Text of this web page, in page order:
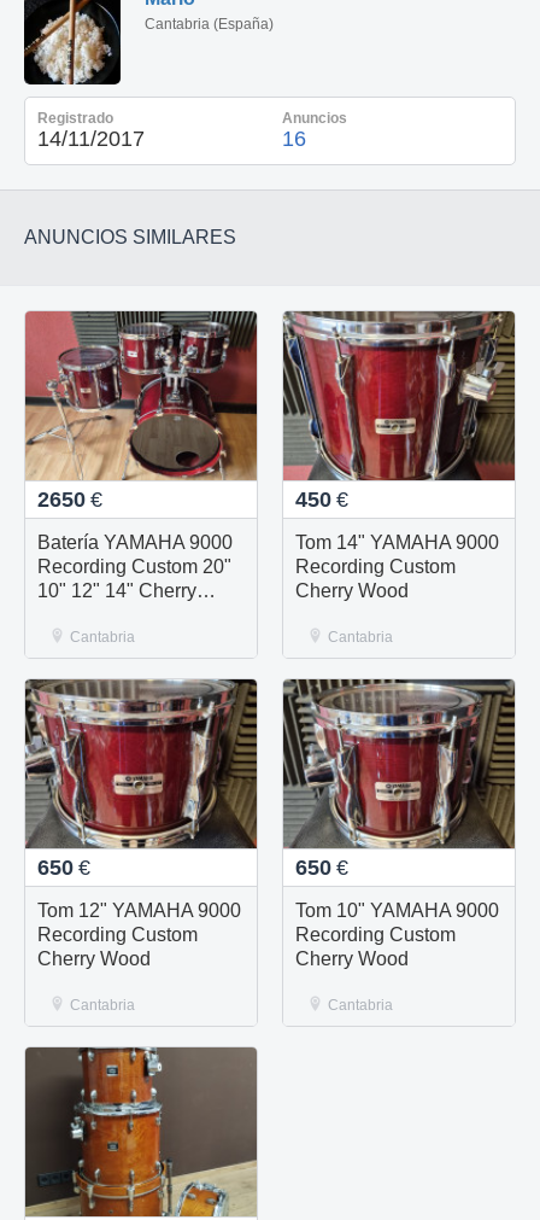
Cantabria (España)
Registrado
14/11/2017
Anuncios
16
ANUNCIOS SIMILARES
2650 €
Batería YAMAHA 9000
Recording Custom 20"
10" 12" 14" Cherry
Cantabria
450 €
Tom 14" YAMAHA 9000
Recording Custom
Cherry Wood
Cantabria
650 €
Tom 12" YAMAHA 9000
Recording Custom
Cherry Wood
Cantabria
650 €
Tom 10" YAMAHA 9000
Recording Custom
Cherry Wood
Cantabria